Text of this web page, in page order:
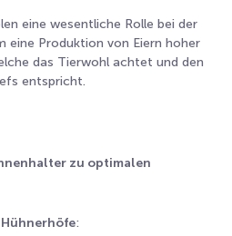
eine wesentliche Rolle bei der
eine Produktion von Eiern hoher
das Tierwohl achtet und den
entspricht.
zu optimalen
Hühnerhöfe: